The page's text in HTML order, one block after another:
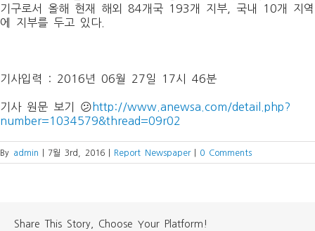
기구로서 올해 현재 해외 84개국 193개 지부, 국내 10개 지역
에 지부를 두고 있다.
기사입력 : 2016년 06월 27일 17시 46분
기사 원문 보기 😕 http://www.anewsa.com/detail.php?
number=1034579&thread=09r02
By admin 7월 3rd, 2016 Report Newspaper 0 Comments
Share This Story, Choose Your Platform!